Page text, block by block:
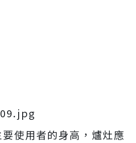
使用者的身高，爐灶應